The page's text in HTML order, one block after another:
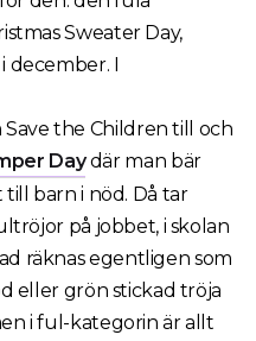
Sweater Day,
december. I
the Children till och
Daydär man bär
barn i nöd. Då tar
på jobbet, i skolan
räknas egentligen som
eller grön stickad tröja
i ful-kategorin är allt